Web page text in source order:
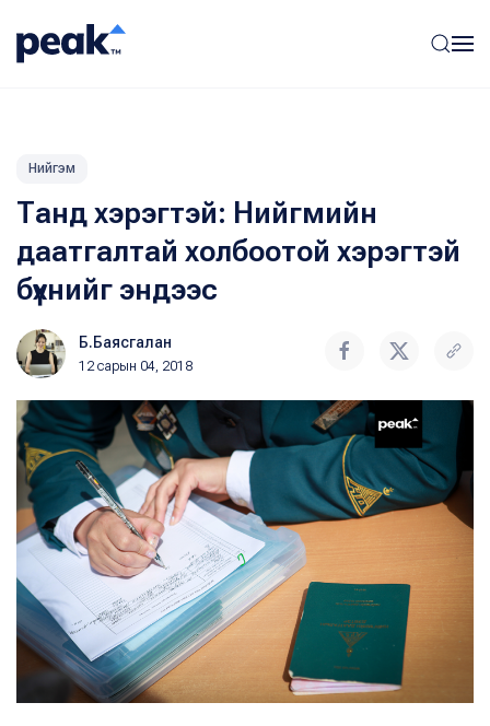
Нийгэм
Танд хэрэгтэй: Нийгмийн
даатгалтай холбоотой хэрэгтэй
бүхнийг эндээс
Б.Баясгалан
12 сарын 04, 2018